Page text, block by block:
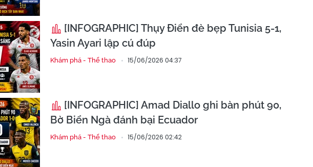
[INFOGRAPHIC] Thụy Điển đè bẹp Tunisia 5-1,
Yasin Ayari lập cú đúp
Khám phá - Thể thao 15/06/2026 04:37
[INFOGRAPHIC] Amad Diallo ghi bàn phút 90,
Bờ Biển Ngà đánh bại Ecuador
Khám phá - Thể thao 15/06/2026 02:42